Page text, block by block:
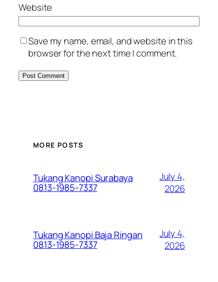
Website
Save my name, email, and website in this
browser for the next time I comment.
MORE POSTS
Tukang Kanopi Surabaya
0813-1985-7337
July 4,
2026
Tukang Kanopi Baja Ringan
0813-1985-7337
July 4,
2026